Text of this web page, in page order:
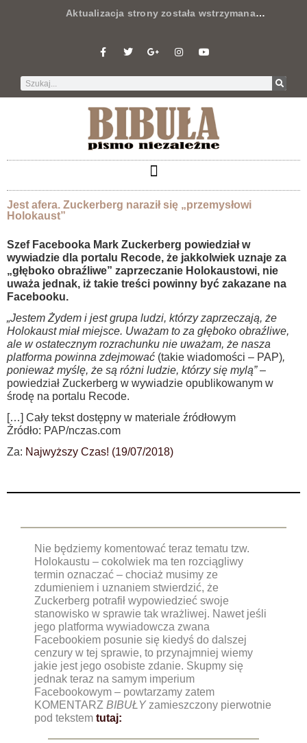
Aktualizacja strony została wstrzymana…
Jest afera. Zuckerberg naraził się „przemysłowi
Holokaust”
Szef Facebooka Mark Zuckerberg powiedział w
wywiadzie dla portalu Recode, że jakkolwiek uznaje za
„głęboko obraźliwe” zaprzeczanie Holokaustowi, nie
uważa jednak, iż takie treści powinny być zakazane na
Facebooku.
„Jestem Żydem i jest grupa ludzi, którzy zaprzeczają, że
Holokaust miał miejsce. Uważam to za głęboko obraźliwe,
ale w ostatecznym rozrachunku nie uważam, że nasza
platforma powinna zdejmować (takie wiadomości – PAP),
ponieważ myślę, że są różni ludzie, którzy się mylą”–
powiedział Zuckerberg w wywiadzie opublikowanym w
środę na portalu Recode.
[…] Cały tekst dostępny w materiale źródłowym
Źródło: PAP/nczas.com
Za: Najwyższy Czas! (19/07/2018)
Nie będziemy komentować teraz tematu tzw.
Holokaustu – cokolwiek ma ten rozciągliwy
termin oznaczać – chociaż musimy ze
zdumieniem i uznaniem stwierdzić, że
Zuckerberg potrafił wypowiedzieć swoje
stanowisko w sprawie tak wrażliwej. Nawet jeśli
jego platforma wywiadowcza zwana
Facebookiem posunie się kiedyś do dalszej
cenzury w tej sprawie, to przynajmniej wiemy
jakie jest jego osobiste zdanie. Skupmy się
jednak teraz na samym imperium
Facebookowym – powtarzamy zatem
KOMENTARZ BIBUŁYzamieszczony pierwotnie
pod tekstem tutaj: